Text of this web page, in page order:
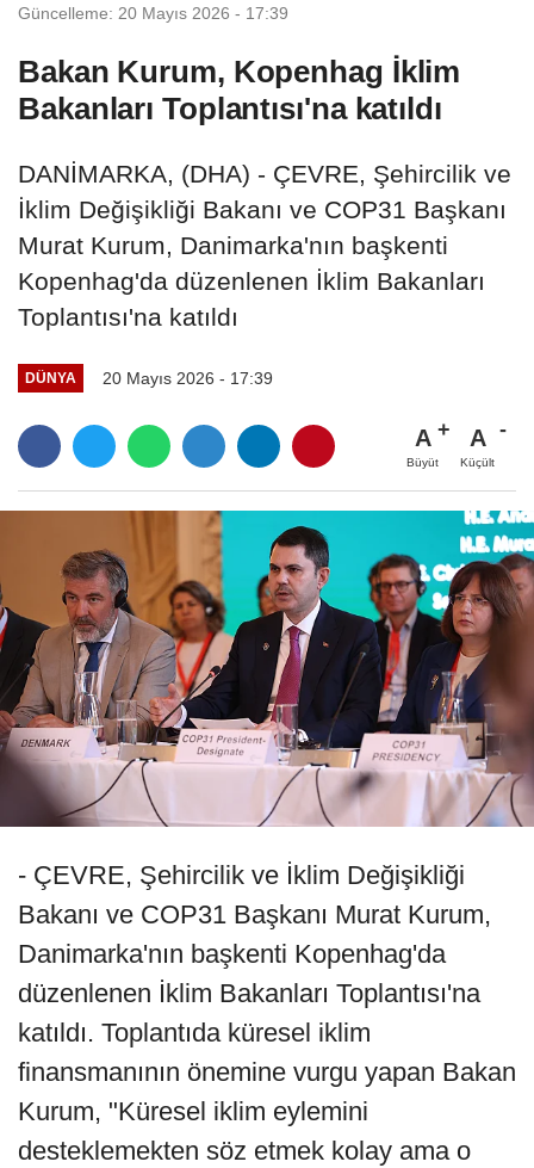
Güncelleme: 20 Mayıs 2026 - 17:39
Bakan Kurum, Kopenhag İklim
Bakanları Toplantısı'na katıldı
DANİMARKA, (DHA) - ÇEVRE, Şehircilik ve
İklim Değişikliği Bakanı ve COP31 Başkanı
Murat Kurum, Danimarka'nın başkenti
Kopenhag'da düzenlenen İklim Bakanları
Toplantısı'na katıldı
DÜNYA 20 Mayıs 2026 - 17:39
A
Büyüt
A
Küçült
- ÇEVRE, Şehircilik ve İklim Değişikliği
Bakanı ve COP31 Başkanı Murat Kurum,
Danimarka'nın başkenti Kopenhag'da
düzenlenen İklim Bakanları Toplantısı'na
katıldı. Toplantıda küresel iklim
finansmanının önemine vurgu yapan Bakan
Kurum, "Küresel iklim eylemini
desteklemekten söz etmek kolay ama o